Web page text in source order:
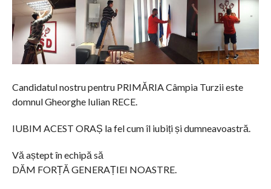
Candidatul nostru pentru PRIMĂRIA Câmpia Turzii este
domnul Gheorghe Iulian RECE.
IUBIM ACEST ORAȘ la fel cum îl iubiți și dumneavoastră.
Vă aștept în echipă să
DĂM FORȚĂ GENERAȚIEI NOASTRE.